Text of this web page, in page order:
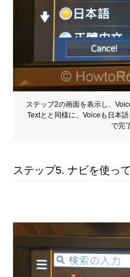
ステップ2の画面を表示し、
Textとと同様に、Voiceも日本
で完
ステップ5. ナビを使っ